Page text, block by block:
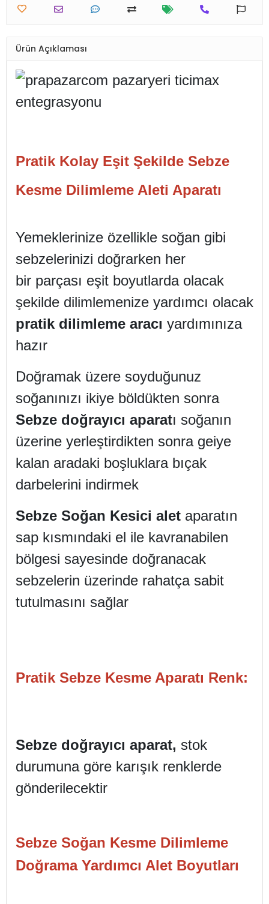
Ürün Açıklaması
Pratik Kolay Eşit Şekilde Sebze
Kesme Dilimleme Aleti Aparatı
Yemeklerinize özellikle soğan gibi
sebzelerinizi doğrarken her
bir parçası eşit boyutlarda olacak
şekilde dilimlemenize yardımcı olacak
pratik dilimleme aracı yardımınıza
hazır
Doğramak üzere soyduğunuz
soğanınızı ikiye böldükten sonra
Sebze doğrayıcı aparatı soğanın
üzerine yerleştirdikten sonra geiye
kalan aradaki boşluklara bıçak
darbelerini indirmek
Sebze Soğan Kesici alet aparatın
sap kısmındaki el ile kavranabilen
bölgesi sayesinde doğranacak
sebzelerin üzerinde rahatça sabit
tutulmasını sağlar
Pratik Sebze Kesme Aparatı Renk:
Sebze doğrayıcı aparat, stok
durumuna göre karışık renklerde
gönderilecektir
Sebze Soğan Kesme Dilimleme
Doğrama Yardımcı Alet Boyutları